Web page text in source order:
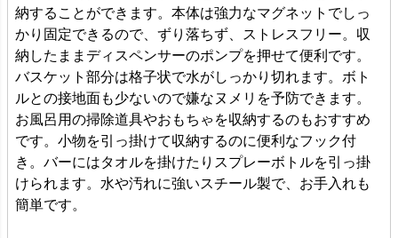
納することができます。本体は強力なマグネットでしっ
かり固定できるので、ずり落ちず、ストレスフリー。収
納したままディスペンサーのポンプを押せて便利です。
バスケット部分は格子状で水がしっかり切れます。ボト
ルとの接地面も少ないので嫌なヌメリを予防できます。
お風呂用の掃除道具やおもちゃを収納するのもおすすめ
です。小物を引っ掛けて収納するのに便利なフック付
き。バーにはタオルを掛けたりスプレーボトルを引っ掛
けられます。水や汚れに強いスチール製で、お手入れも
簡単です。